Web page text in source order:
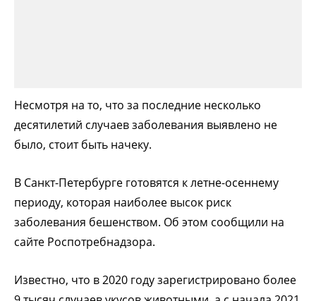
Несмотря на то, что за последние несколько
десятилетий случаев заболевания выявлено не
было, стоит быть начеку.
В Санкт-Петербурге готовятся к летне-осеннему
периоду, которая наиболее высок риск
заболевания бешенством. Об этом сообщили на
сайте Роспотребнадзора.
Известно, что в 2020 году зарегистрировано более